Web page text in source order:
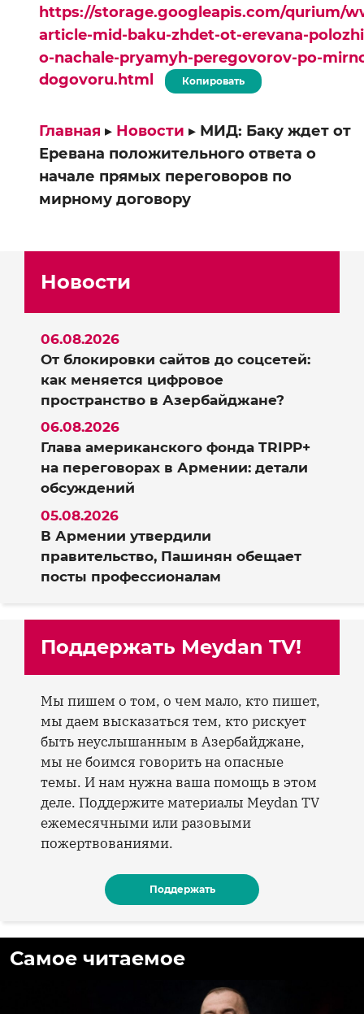
https://storage.googleapis.com/qurium/
article-mid-baku-zhdet-ot-erevana-
o-nachale-pryamyh-peregovorov-po-
dogovoru.html
Копировать
Главная ▸ Новости ▸ МИД: Баку ждет от
Еревана положительного ответа о
начале прямых переговоров по
мирному договору
Новости
От блокировки сайтов до соцсетей:
как меняется цифровое
пространство в Азербайджане?
06.08.2026
Глава американского фонда TRIPP+
на переговорах в Армении: детали
обсуждений
06.08.2026
В Армении утвердили
правительство, Пашинян обещает
посты профессионалам
05.08.2026
Поддержать Meydan TV!
Мы пишем о том, о чем мало, кто пишет,
мы даем высказаться тем, кто рискует
быть неуслышанным в Азербайджане,
мы не боимся говорить на опасные
темы. И нам нужна ваша помощь в этом
деле. Поддержите материалы Meydan TV
ежемесячными или разовыми
пожертвованиями.
Поддержать
Самое читаемое